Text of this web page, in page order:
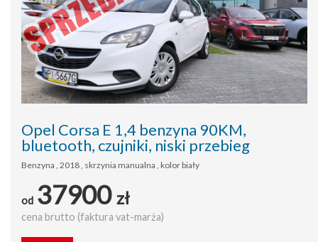
Opel Corsa E 1,4 benzyna 90KM,
bluetooth, czujniki, niski przebieg
Benzyna , 2018 , skrzynia manualna , kolor biały
od 37900 zł
cena brutto (faktura vat-marża)